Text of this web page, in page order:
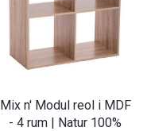
Mix n' Modul reol i MDF
- 4 rum | Natur 100%